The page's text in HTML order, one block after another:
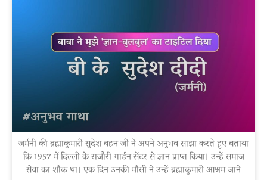
जर्मनी की ब्रह्माकुमारी सुदेश बहन जी ने अपने अनुभव साझा करते हुए बताया
कि 1957 में दिल्ली के राजौरी गार्डन सेंटर से ज्ञान प्राप्त किया। उन्हें समाज
सेवा का शौक था। एक दिन उनकी मौसी ने उन्हें ब्रह्माकुमारी आश्रम जाने